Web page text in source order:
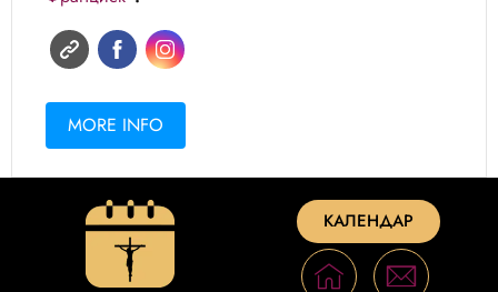
MORE INFO
КАЛЕНДАР